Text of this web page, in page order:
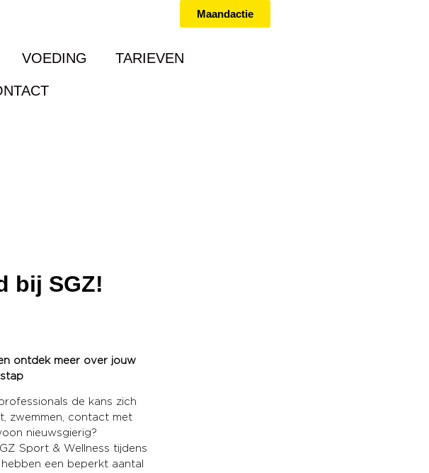
Maandactie
VOEDING TARIEVEN
bij SGZ!
ontdek meer over jouw
de kans zich
zwemmen, contact met
nieuwsgierig?
Sport & Wellness tijdens
een beperkt aantal